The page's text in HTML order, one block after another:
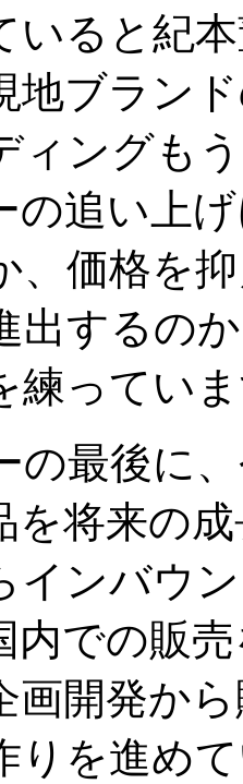
いると紀
地ブラン
ィングも
の追い上
、価格を
出するの
練ってい
の最後に
を将来の
インバウ
内での販
画開発か
りを進め